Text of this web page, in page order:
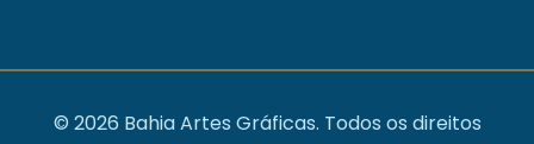
© 2026 Bahia Artes Gráficas. Todos os direitos